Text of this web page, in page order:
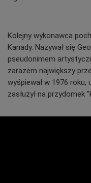
Kolejny wykonawca
Kanady. Nazywał się
pseudonimem
zarazem największy
wyśpiewał w 1976 roku,
zasłużył na przydomek